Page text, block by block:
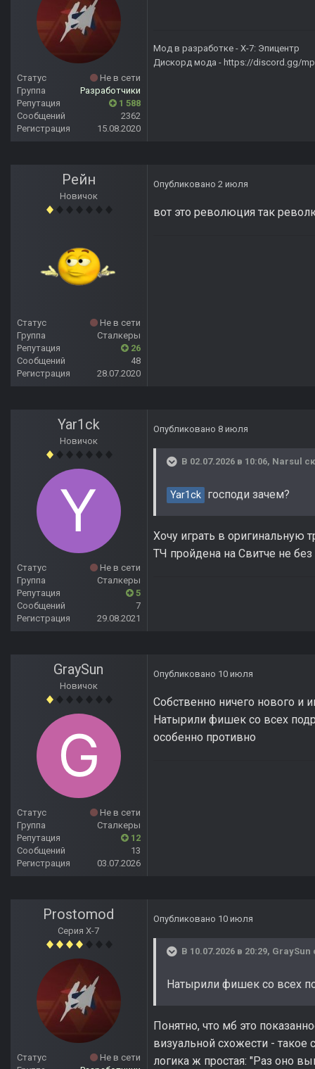
Статус
Не в сети
Группа
Разработчики
Репутация
1 588
Сообщений
2362
Регистрация
15.08.2020
Мод в разработке - X-7: Эпицентр
Дискорд мода - https://discord.gg/
Рейн
Новичок
Статус
Не в сети
Группа
Сталкеры
Репутация
26
Сообщений
48
Регистрация
28.07.2020
Опубликовано 2 июля
вот это революция так
Yar1ck
Новичок
Статус
Не в сети
Группа
Сталкеры
Репутация
5
Сообщений
7
Регистрация
29.08.2021
Опубликовано 8 июля
В 02.07.2026 в 10:06, Narsul
Yar1ck господи зачем?
Хочу играть в оригинальную
ТЧ пройдена на Свитче не
GraySun
Новичок
Статус
Не в сети
Группа
Сталкеры
Репутация
12
Сообщений
13
Регистрация
03.07.2026
Опубликовано 10 июля
Собственно ничего нового и
Натырили фишек со всех
особенно противно
Prostomod
Серия Х-7
Статус
Не в сети
Опубликовано 10 июля
В 10.07.2026 в 20:29, GraySun
Натырили фишек со всех
Понятно, что мб это
визуальной схожести - такое
логика ж простая: "Раз оно